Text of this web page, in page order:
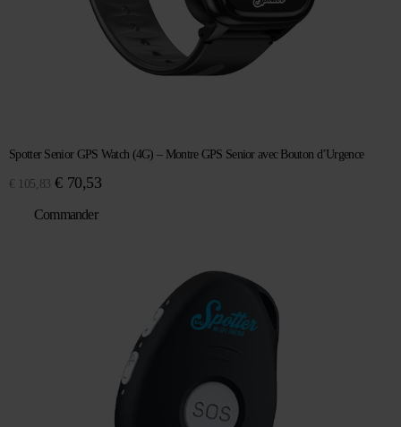
Spotter Senior GPS Watch (4G) – Montre GPS Senior avec Bouton d’Urgence
€ 105,83 Le
initial
€ 70,53Le
Commander